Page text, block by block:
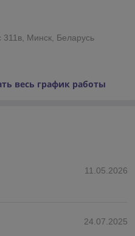
311в, Минск, Беларусь
весь график работы
11.05.2026
24.07.2025